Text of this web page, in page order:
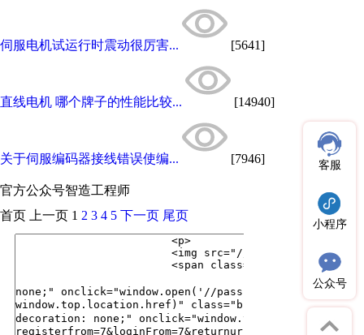
伺服电机试运行时震动很厉害... [5641]
直线电机 哪个牌子的性能比较... [14940]
关于伺服编码器接线错误使编... [7946]
官方公众号智造工程师
客服
小程序
公众号
首页 上一页 1 2 3 4 5 下一页 尾页